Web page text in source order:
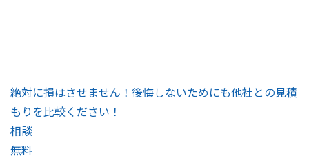
絶対に損はさせません！後悔しないためにも他社との見積
もりを比較ください！
相談
無料